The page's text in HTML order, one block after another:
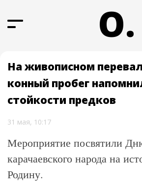
О.
На живописном
конный пробег
стойкости предков
31 мая, 10:17
Мероприятие посвятили
карачаевского народа на
Родину.